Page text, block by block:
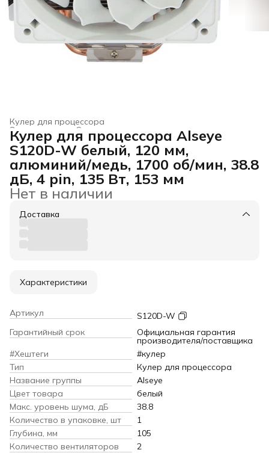
Кулер для процессора
Системы охлаждения для компьютеров
Электроника
Главная ›
Кулер для процессора Alseye
S120D-W белый, 120 мм,
алюминий/медь, 1700 об/мин, 38.8
дБ, 4 pin, 135 Вт, 153 мм
Нет в наличии
Доставка
Характеристики
Артикул
S120D-W
Гарантийный срок
Официальная гарантия
производителя/поставщика
#Хештеги
#кулер
Тип
Кулер для процессора
Название группы
Alseye
Цвет товара
белый
Макс. уровень шума, дБ
38.8
Количество в упаковке, шт
1
Глубина, мм
105
Количество вентиляторов
2